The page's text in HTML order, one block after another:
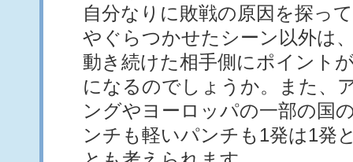
自分なりに敗戦の原因を探っ
やぐらつかせたシーン以外は
動き続けた相手側にポイント
になるのでしょうか。また、
ングやヨーロッパの一部の国
ンチも軽いパンチも1発は1発